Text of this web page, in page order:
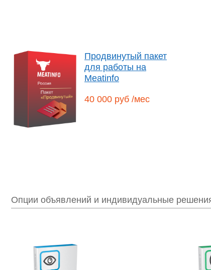
Продвинутый пакет
для работы на
Meatinfo
40 000 руб /мес
Опции объявлений и индивидуальные